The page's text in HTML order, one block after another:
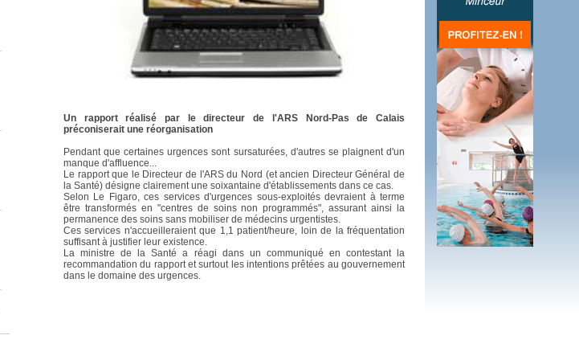
Soins palliatifs: 40 millions de plus en 2016
La journée mondiale des soins palliatifs n'a pas été inutile
Un rapport réalisé par le directeur de l'ARS Nord-Pas de Calais
préconiserait une réorganisation
Pendant que certaines urgences sont sursaturées, d'autres se plaignent d'un
manque d'affluence...
Le rapport que le Directeur de l'ARS du Nord (et ancien Directeur Général de
la Santé) désigne clairement une soixantaine d'établissements dans ce cas.
Selon Le Figaro, ces services d'urgences sous-exploités devraient à terme
être transformés en "centres de soins non programmés", assurant ainsi la
permanence des soins sans mobiliser de médecins urgentistes.
Ces services n'accueilleraient que 1,1 patient/heure, loin de la fréquentation
suffisant à justifier leur existence.
La ministre de la Santé a réagi dans un communiqué en contestant la
recommandation du rapport et surtout les intentions prêtées au gouvernement
dans le domaine des urgences.